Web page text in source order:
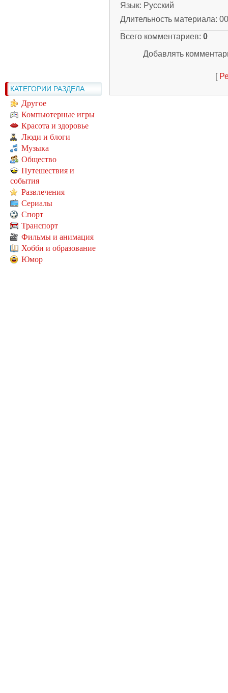
КАТЕГОРИИ РАЗДЕЛА
Другое
Компьютерные игры
Красота и здоровье
Люди и блоги
Музыка
Общество
Путешествия и
события
Развлечения
Сериалы
Спорт
Транспорт
Фильмы и анимация
Хобби и образование
Юмор
Язык: Русский
Длительность материала:
Всего комментариев: 0
Добавлять
[